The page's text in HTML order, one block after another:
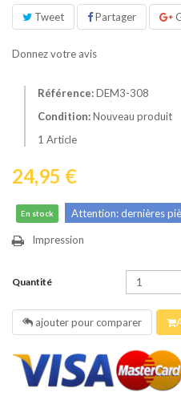
Tweet Partager
Donnez votre avis
Référence:DEM3-308
Condition:Nouveau produit
1 Article
24,95 €
En stock Attention: dernières
Impression
Quantité
ajouter pour comparer